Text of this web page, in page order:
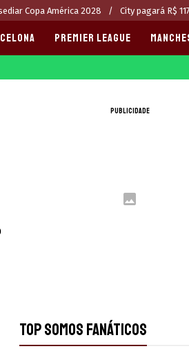
Copa América 2028 City pagará R$
PREMIER LEAGUE
PUBLICIDADE
TOP SOMOS FANÁTICOS